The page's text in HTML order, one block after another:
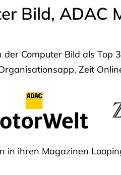
Bild, ADAC
Computer Bild als Top
Zeit
in ihren Magazinen